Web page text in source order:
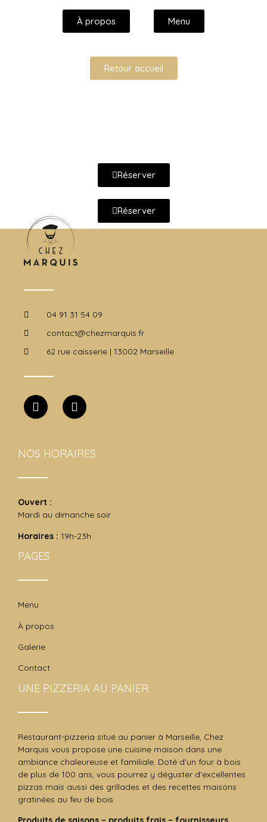
À propos Menu
Retour accueil
Réserver
Réserver
04 91 31 54 09
contact@chezmarquis.fr
62 rue caisserie | 13002 Marseille
NOS HORAIRES
Ouvert :
Mardi au dimanche soir
Horaires : 19h-23h
PAGES
Menu
À propos
Galerie
Contact
UNE PIZZERIA AU PANIER
Restaurant-pizzeria situé au panier à Marseille, Chez
Marquis vous propose une cuisine maison dans une
ambiance chaleureuse et familiale. Doté d’un four à bois
de plus de 100 ans, vous pourrez y déguster d’excellentes
pizzas mais aussi des grillades et des recettes maisons
gratinées au feu de bois.